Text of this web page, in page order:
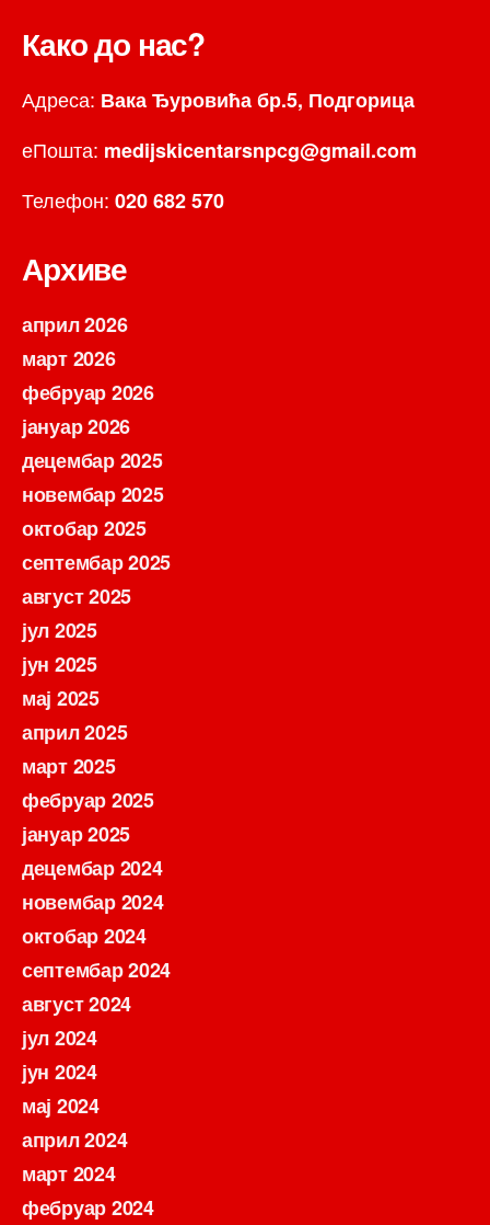
Како до нас?
Адреса: Вака Ђуровића бр.5, Подгорица
еПошта: medijskicentarsnpcg@gmail.com
Телефон: 020 682 570
Архиве
април 2026
март 2026
фебруар 2026
јануар 2026
децембар 2025
новембар 2025
октобар 2025
септембар 2025
август 2025
јул 2025
јун 2025
мај 2025
април 2025
март 2025
фебруар 2025
јануар 2025
децембар 2024
новембар 2024
октобар 2024
септембар 2024
август 2024
јул 2024
јун 2024
мај 2024
април 2024
март 2024
фебруар 2024